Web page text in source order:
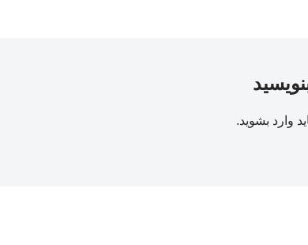
وارد بشوید.